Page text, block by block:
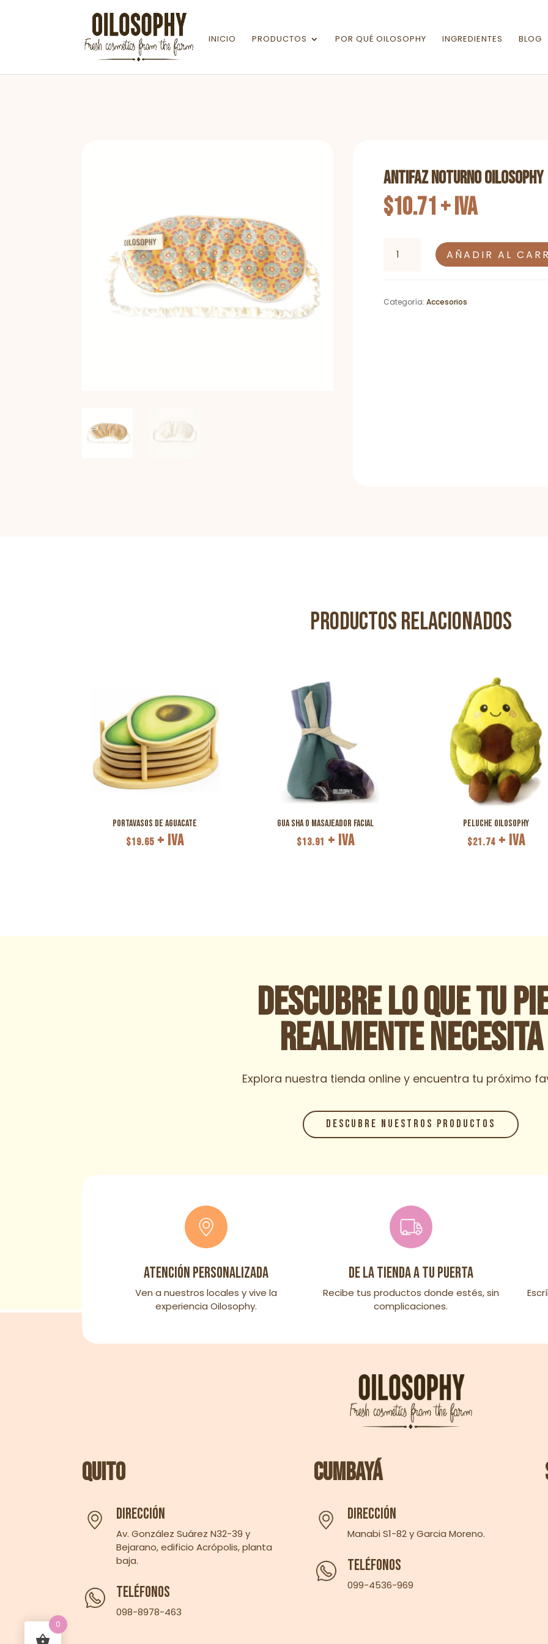
INICIO PRODUCTOS POR QUÉ OILOSOPHY INGREDIENTES BLOG
Antifaz Noturno Oilosophy
$10.71+ IVA
Noturno
AÑADIR AL
Categoría:Accesorios
Productos relacionados
Portavasos de Aguacate
$19.65 + IVA
Gua Sha o Masajeador Facial
$13.91 + IVA
Peluche Oilosophy
$21.74 + IVA
Descubre lo que tu
realmente necesita
Explora nuestra tienda online y encuentra tu próximo
DESCUBRE NUESTROS PRODUCTOS
Atención personalizada
Ven a nuestros locales y vive la
experiencia Oilosophy.
De la tienda a tu puerta
Recibe tus productos donde estés, sin
complicaciones.
Quito
Dirección
Av. González Suárez N32-39 y
Bejarano, edificio Acrópolis, planta
baja.
Teléfonos
098-8978-463‬
Cumbayá
Dirección
Manabi S1-82 y Garcia Moreno.
Teléfonos
099-4536-969
0